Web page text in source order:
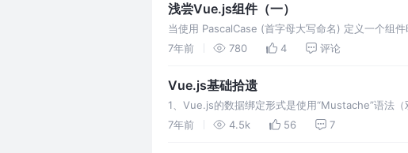
浅尝Vue.js组件（一）
当使用 PascalCase (首字母大写命名) 定义一个组
何新创建的Vue跟实例(new Vue)的模版中。 我们
7年前 780 4 评论
Vue.js基础拾遗
1、Vue.js的数据绑定形式是使用“Mustache”语法
面，此时需要使用v-bind指令。 1、一些指令能够接
7年前 4.5k 56 7